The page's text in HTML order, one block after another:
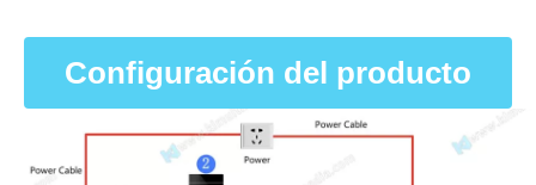
Configuración del producto